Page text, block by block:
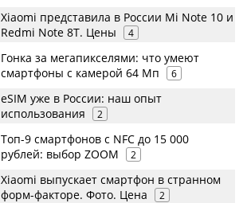
Xiaomi представила в России Mi Note 10 и
Redmi Note 8T. Цены
4
Гонка за мегапикселями: что умеют
смартфоны с камерой 64 Мп
6
eSIM уже в России: наш опыт
использования
2
Топ-9 смартфонов с NFC до 15 000
рублей: выбор ZOOM
2
Xiaomi выпускает смартфон в странном
форм-факторе. Фото. Цена
2